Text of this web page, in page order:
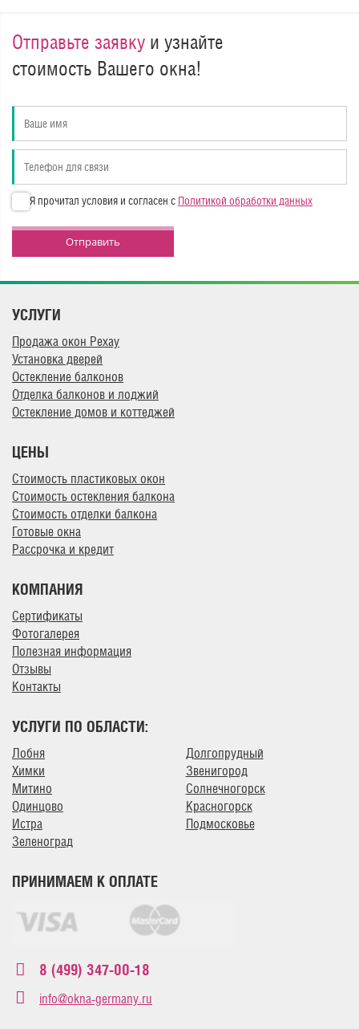
Отправьте заявку и узнайте
стоимость Вашего окна!
Я прочитал условия и согласен с Политикой обработки данных
Отправить
УСЛУГИ
Продажа окон Рехау
Установка дверей
Остекление балконов
Отделка балконов и лоджий
Остекление домов и коттеджей
ЦЕНЫ
Стоимость пластиковых окон
Стоимость остекления балкона
Стоимость отделки балкона
Готовые окна
Рассрочка и кредит
КОМПАНИЯ
Сертификаты
Фотогалерея
Полезная информация
Отзывы
Контакты
УСЛУГИ ПО ОБЛАСТИ:
Лобня
Химки
Митино
Одинцово
Истра
Зеленоград
Долгопрудный
Звенигород
Солнечногорск
Красногорск
Подмосковье
ПРИНИМАЕМ К ОПЛАТЕ
8 (499) 347-00-18
info@okna-germany.ru